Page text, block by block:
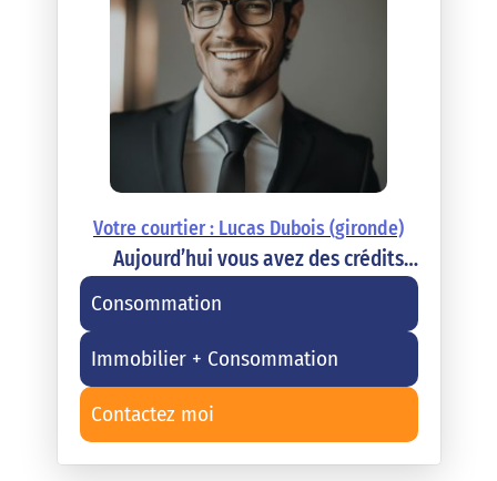
Votre courtier : Lucas Dubois (gironde)
Aujourd’hui vous avez des crédits…
Consommation
Immobilier + Consommation
Contactez moi